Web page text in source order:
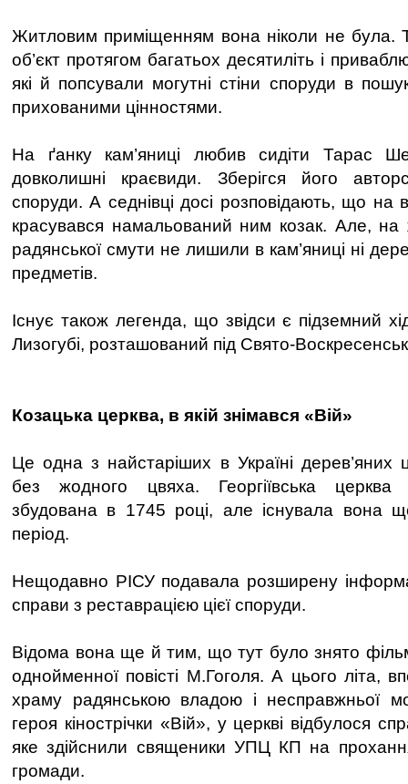
Житловим приміщенням вона ніколи не була.
об’єкт протягом багатьох десятиліть і
які й попсували могутні стіни споруди в
прихованими цінностями.
На ґанку кам’яниці любив сидіти Тарас
довколишні краєвиди. Зберігся його
споруди. А седнівці досі розповідають, що на
красувався намальований ним козак. Але, на
радянської смути не лишили в кам’яниці ні
предметів.
Існує також легенда, що звідси є підземний
Лизогубі, розташований під Свято-
Козацька церква, в якій знімався «Вій»
Це одна з найстаріших в Україні дерев’яних
без жодного цвяха. Георгіївська церква
збудована в 1745 році, але існувала вона
період.
Нещодавно РІСУ подавала розширену
справи з реставрацією цієї споруди.
Відома вона ще й тим, що тут було знято
однойменної повісті М.Гоголя. А цього літа,
храму радянською владою і несправжньої
героя кінострічки «Вій», у церкві відбулося
яке здійснили священики УПЦ КП на прохання
громади.